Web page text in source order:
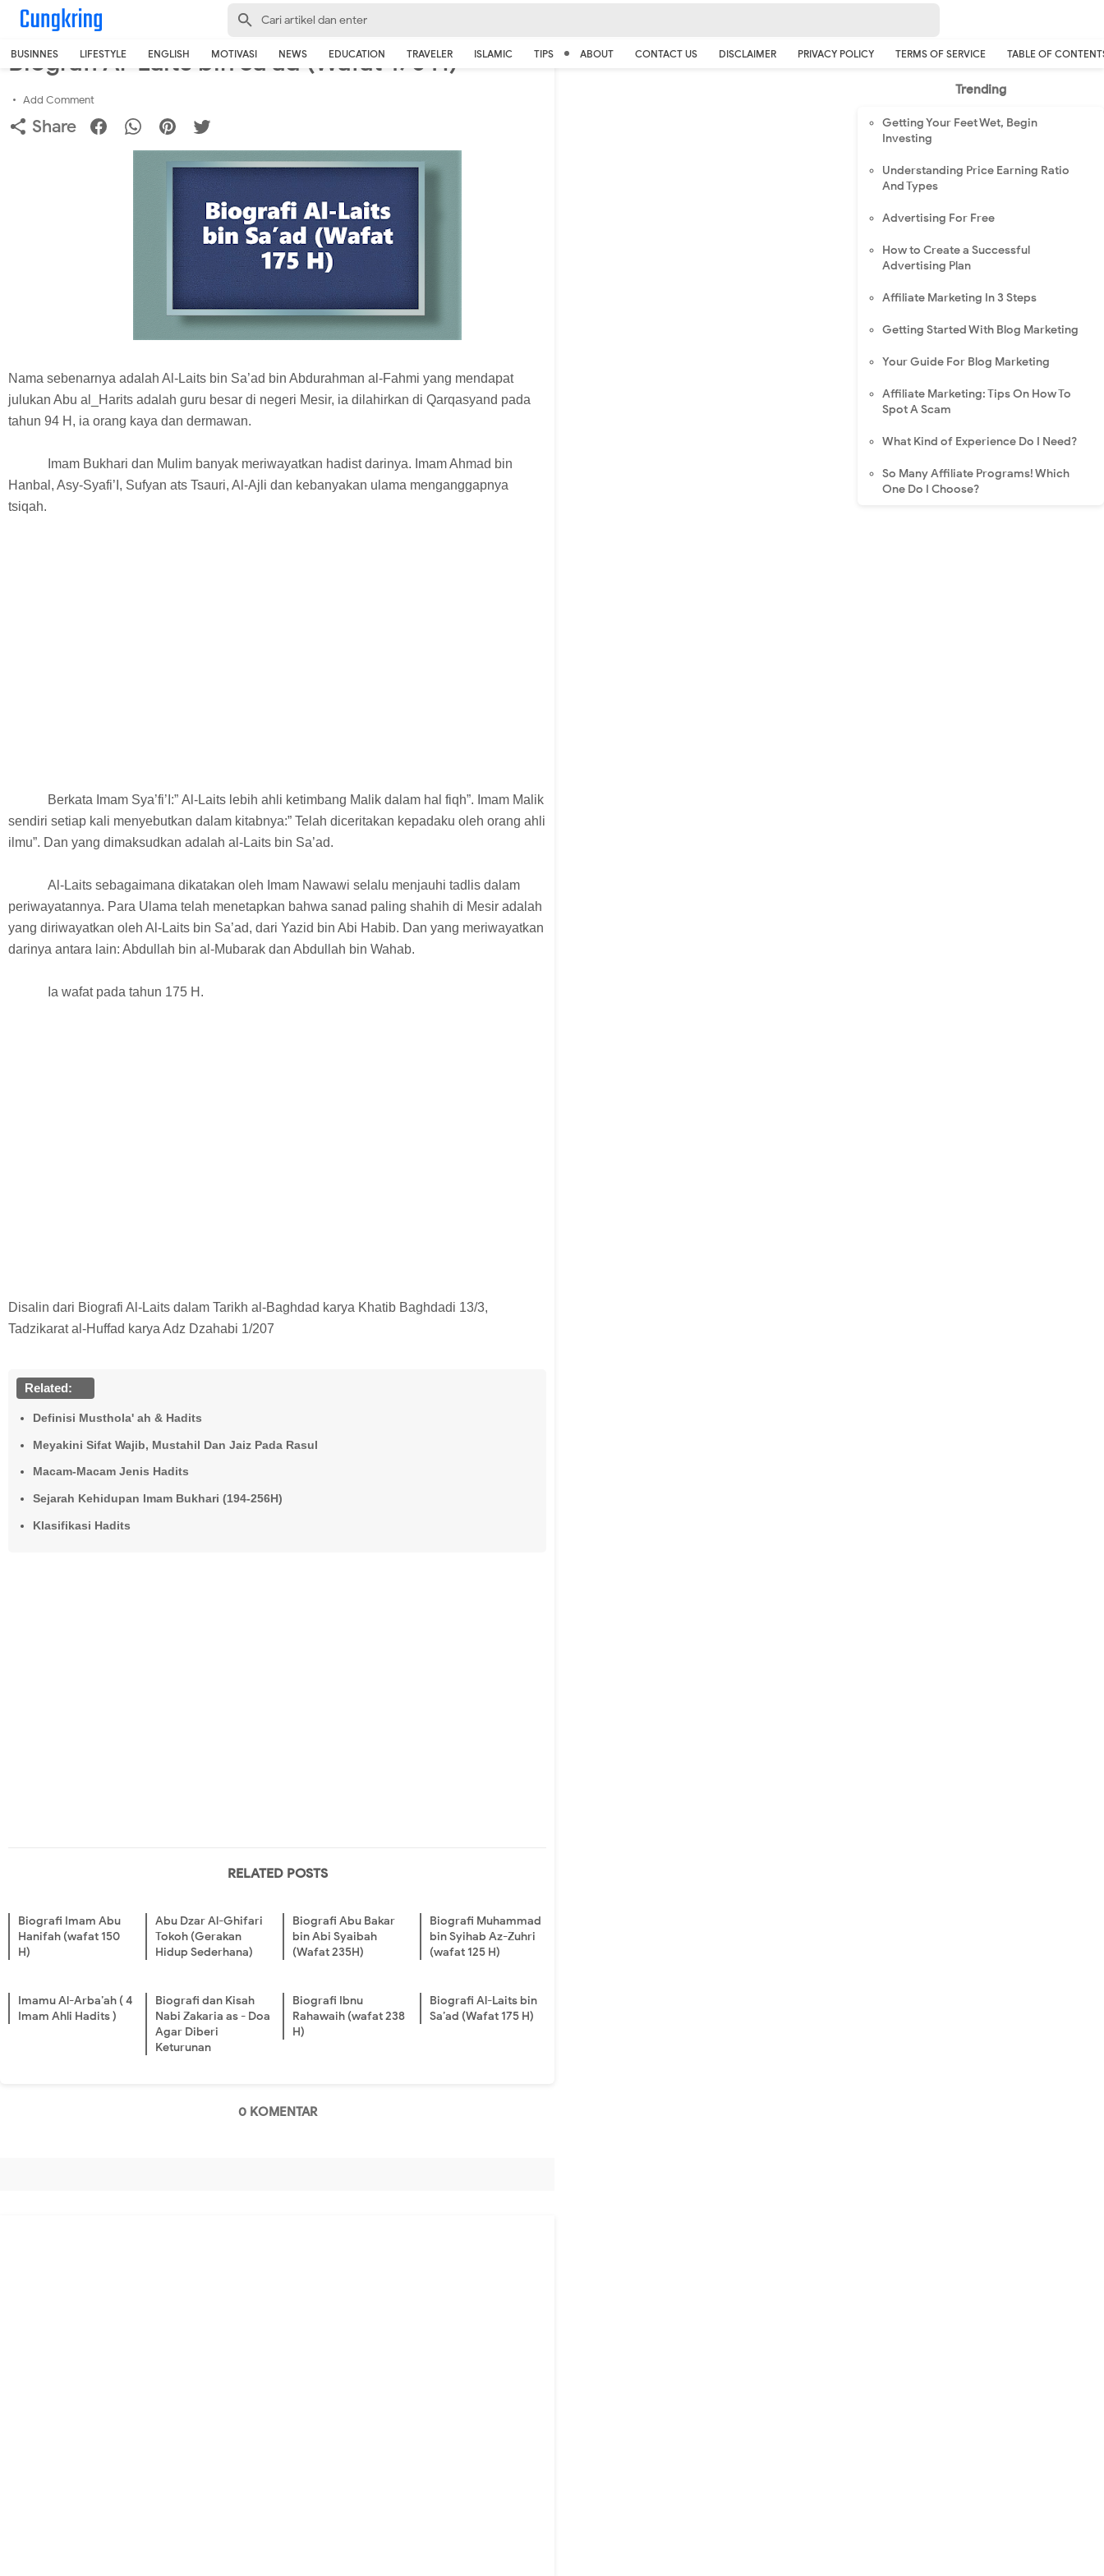
BUSINNES LIFESTYLE ENGLISH MOTIVASI NEWS EDUCATION TRAVELER ISLAMIC TIPS ABOUT CONTACT US DISCLAIMER PRIVACY POLICY TERMS OF SERVICE TABLE OF
Home›Islamic
Biografi Al-Laits bin Sa’ad (Wafat 175 H)
Add Comment
Share
Nama sebenarnya adalah Al-Laits bin Sa’ad bin Abdurahman al-Fahmi yang mendapat
julukan Abu al_Harits adalah guru besar di negeri Mesir, ia dilahirkan di Qarqasyand pada
tahun 94 H, ia orang kaya dan dermawan.
Imam Bukhari dan Mulim banyak meriwayatkan hadist darinya. Imam Ahmad bin
Hanbal, Asy-Syafi’I, Sufyan ats Tsauri, Al-Ajli dan kebanyakan ulama menganggapnya
tsiqah.
Berkata Imam Sya’fi’I:” Al-Laits lebih ahli ketimbang Malik dalam hal fiqh”. Imam Malik
sendiri setiap kali menyebutkan dalam kitabnya:” Telah diceritakan kepadaku oleh orang ahli
ilmu”. Dan yang dimaksudkan adalah al-Laits bin Sa’ad.
Al-Laits sebagaimana dikatakan oleh Imam Nawawi selalu menjauhi tadlis dalam
periwayatannya. Para Ulama telah menetapkan bahwa sanad paling shahih di Mesir adalah
yang diriwayatkan oleh Al-Laits bin Sa’ad, dari Yazid bin Abi Habib. Dan yang meriwayatkan
darinya antara lain: Abdullah bin al-Mubarak dan Abdullah bin Wahab.
Ia wafat pada tahun 175 H.
Disalin dari Biografi Al-Laits dalam Tarikh al-Baghdad karya Khatib Baghdadi 13/3,
Tadzikarat al-Huffad karya Adz Dzahabi 1/207
Related:
Definisi Musthola' ah & Hadits
Meyakini Sifat Wajib, Mustahil Dan Jaiz Pada Rasul
Macam-Macam Jenis Hadits
Sejarah Kehidupan Imam Bukhari (194-256H)
Klasifikasi Hadits
RELATED POSTS
Biografi Imam Abu
Hanifah (wafat 150
H)
Abu Dzar Al-Ghifari
Tokoh (Gerakan
Hidup Sederhana)
Biografi Abu Bakar
bin Abi Syaibah
(Wafat 235H)
Biografi Muhammad
bin Syihab Az-Zuhri
(wafat 125 H)
Imamu Al-Arba’ah ( 4
Imam Ahli Hadits )
Biografi dan Kisah
Nabi Zakaria as - Doa
Agar Diberi
Keturunan
Biografi Ibnu
Rahawaih (wafat 238
H)
Biografi Al-Laits bin
Sa’ad (Wafat 175 H)
0 KOMENTAR
Trending
Getting Your Feet Wet, Begin
Investing
Understanding Price Earning Ratio
And Types
Advertising For Free
How to Create a Successful
Advertising Plan
Affiliate Marketing In 3 Steps
Getting Started With Blog Marketing
Your Guide For Blog Marketing
Affiliate Marketing: Tips On How To
Spot A Scam
What Kind of Experience Do I Need?
So Many Affiliate Programs! Which
One Do I Choose?